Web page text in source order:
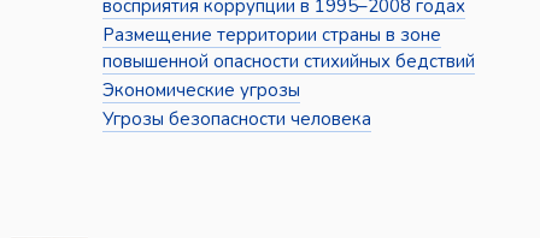
восприятия коррупции в 1995–2008 годах
Размещение территории страны в зоне
повышенной опасности стихийных бедствий
Экономические угрозы
Угрозы безопасности человека